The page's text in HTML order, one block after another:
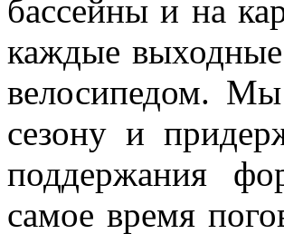
бассейны и на
каждые выходные
велосипедом. Мы
сезону и
поддержания
самое время